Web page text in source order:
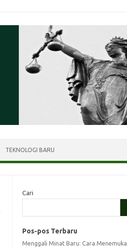
TEKNOLOGI BARU
Cari
Pos-pos Terbaru
Menggali Minat Baru: Cara